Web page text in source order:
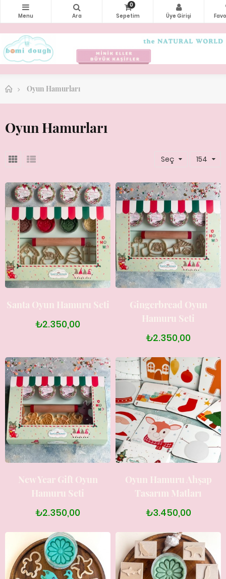
0
Oyun Hamurları
Oyun Hamurları
Seç 154
Santa Oyun Hamuru Seti
₺2.350,00
Gingerbread Oyun
Hamuru Seti
₺2.350,00
New Year Gift Oyun
Hamuru Seti
₺2.350,00
Oyun Hamuru Ahşap
Tasarım Matları
₺3.450,00